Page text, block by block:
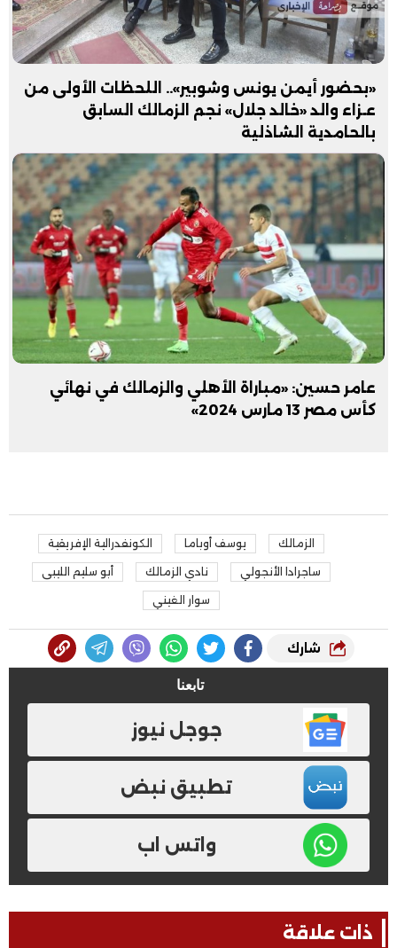
«بحضور أيمن يونس وشوبير».. اللحظات الأولى من
عـزاء والد «خالد جلال» نجم الزمالك السابق
بالحامدية الشاذلية
عامر حسين: «مباراة الأهلي والزمالك في نهائي
كأس مصر 13 مارس 2024»
الزمالك يوسف أوباما الكونفدرالية الإفريقية
ساجرادا الأنجولي نادي الزمالك أبو سليم الليبى
سوار الغيني
شارك
تابعنا
جوجل نيوز
تطبيق نبض
واتس اب
ذات علاقة